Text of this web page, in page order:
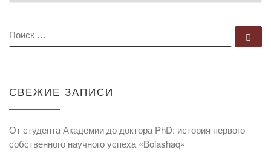
ПОИСК
СВЕЖИЕ ЗАПИСИ
От студента Академии до доктора PhD: история первого
собственного научного успеха «Bolashaq»